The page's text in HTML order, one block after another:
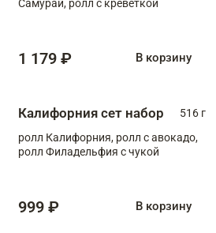
Самурай, ролл с креветкой
1 179 ₽ В корзину
Калифорния сет набор
516 г
ролл Калифорния, ролл с авокадо,
ролл Филадельфия с чукой
999 ₽ В корзину